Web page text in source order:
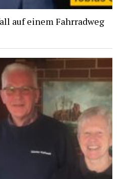
auf einem Fahrradweg